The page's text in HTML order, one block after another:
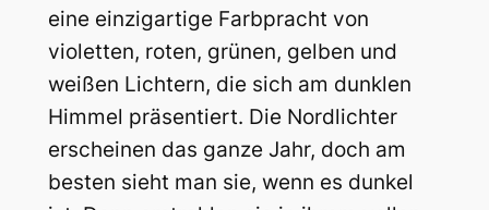
eine einzigartige Farbpracht von
violetten, roten, grünen, gelben und
weißen Lichtern, die sich am dunklen
Himmel präsentiert. Die Nordlichter
erscheinen das ganze Jahr, doch am
besten sieht man sie, wenn es dunkel